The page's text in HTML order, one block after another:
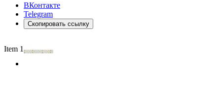
ВКонтакте
Telegram
Скопировать ссылку
Item 1 of 2